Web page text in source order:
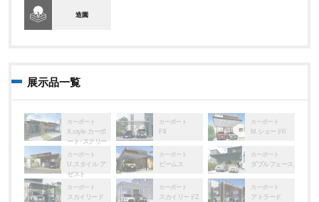
造園
展示品一覧
カーポート
X.style カーポ
ート･スクリー
ン
カーポート
FII
カーポート
M.シェードII
カーポート
U.スタイル ア
ゼスト
カーポート
ビームス
カーポート
ダブルフェース
カーポート
スカイリード
カーポート
スカイリードZ
カーポート
アトラード